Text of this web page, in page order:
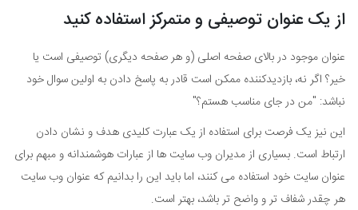
از یک عنوان توصیفی و متمرکز استفاده کنید
عنوان موجود در بالای صفحه اصلی (و هر صفحه دیگری) توصیفی است یا
خیر؟ اگر نه، بازدیدکننده ممکن است قادر به پاسخ دادن به اولین سوال خود
نباشد: "من در جای مناسب هستم؟"
این نیز یک فرصت برای استفاده از یک عبارت کلیدی هدف و نشان دادن
ارتباط است. بسیاری از مدیران وب سایت ها از عبارات هوشمندانه و مبهم برای
عنوان سایت خود استفاده می کنند، اما باید این را بدانیم که عنوان وب سایت
هر چقدر شفاف تر و واضح تر باشد، بهتر است.